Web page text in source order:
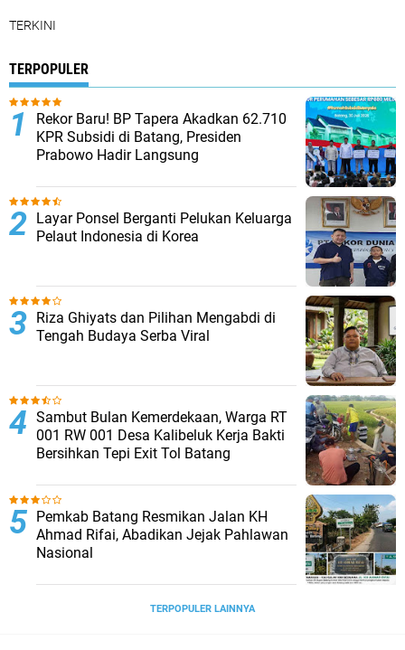
TERKINI
TERPOPULER
Rekor Baru! BP Tapera Akadkan 62.710
KPR Subsidi di Batang, Presiden
Prabowo Hadir Langsung
Layar Ponsel Berganti Pelukan Keluarga
Pelaut Indonesia di Korea
Riza Ghiyats dan Pilihan Mengabdi di
Tengah Budaya Serba Viral
Sambut Bulan Kemerdekaan, Warga RT
001 RW 001 Desa Kalibeluk Kerja Bakti
Bersihkan Tepi Exit Tol Batang
Pemkab Batang Resmikan Jalan KH
Ahmad Rifai, Abadikan Jejak Pahlawan
Nasional
TERPOPULER LAINNYA